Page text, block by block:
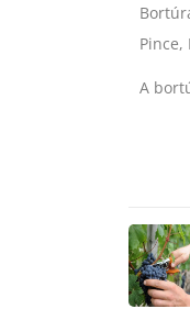
Pince,
A